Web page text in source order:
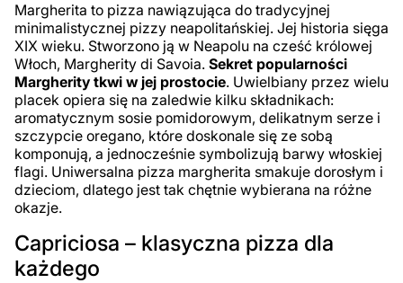
Margherita to pizza nawiązująca do tradycyjnej
minimalistycznej pizzy neapolitańskiej. Jej historia sięga
XIX wieku. Stworzono ją w Neapolu na cześć królowej
Włoch, Margherity di Savoia. Sekret popularności
Margherity tkwi w jej prostocie. Uwielbiany przez wielu
placek opiera się na zaledwie kilku składnikach:
aromatycznym sosie pomidorowym, delikatnym serze i
szczypcie oregano, które doskonale się ze sobą
komponują, a jednocześnie symbolizują barwy włoskiej
flagi. Uniwersalna pizza margherita smakuje dorosłym i
dzieciom, dlatego jest tak chętnie wybierana na różne
okazje.
Capriciosa – klasyczna pizza dla
każdego